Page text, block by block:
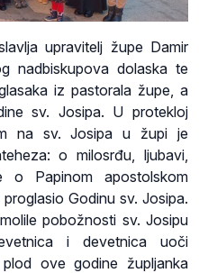
upravitelj župe Damir
nadbiskupova dolaska te
iz pastorala župe, a
sv. Josipa. U protekloj
na sv. Josipa u župi je
o milosrđu, ljubavi,
o Papinom apostolskom
Godinu sv. Josipa.
pobožnosti sv. Josipu
i devetnica uoči
ove godine župljanka